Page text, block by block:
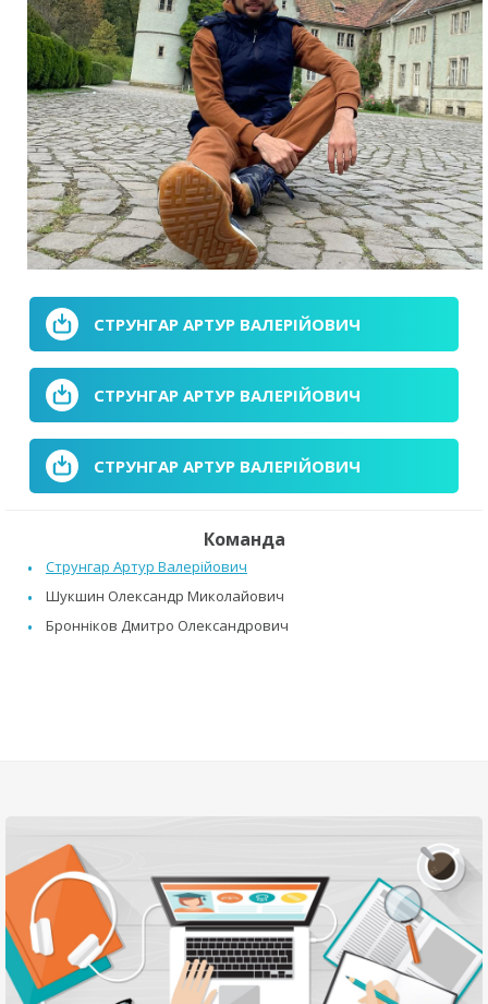
СТРУНГАР АРТУР ВАЛЕРІЙОВИЧ
СТРУНГАР АРТУР ВАЛЕРІЙОВИЧ
СТРУНГАР АРТУР ВАЛЕРІЙОВИЧ
Команда
Струнгар Артур Валерійович
Шукшин Олександр Миколайович
Бронніков Дмитро Олександрович